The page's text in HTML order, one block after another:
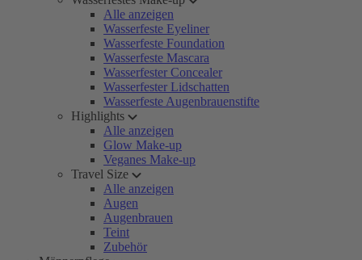
Alle anzeigen
Wasserfeste Eyeliner
Wasserfeste Foundation
Wasserfeste Mascara
Wasserfester Concealer
Wasserfester Lidschatten
Wasserfeste Augenbrauenstifte
Highlights
Alle anzeigen
Glow Make-up
Veganes Make-up
Travel Size
Alle anzeigen
Augen
Augenbrauen
Teint
Zubehör